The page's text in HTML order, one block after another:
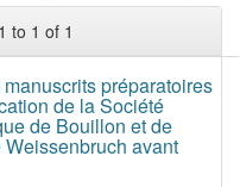
to 1 of 1
préparatoires
de la Société
de Bouillon et de
Weissenbruch avant